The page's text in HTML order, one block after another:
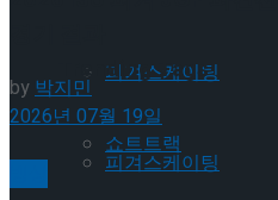
피겨스케이팅
쇼트트랙
Trending Tags
피겨스케이팅
by 박지민
2026년 07월 19일